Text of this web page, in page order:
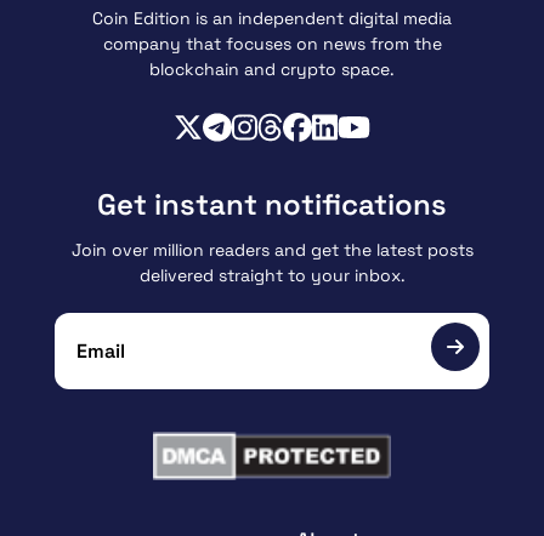
Coin Edition is an independent digital media
company that focuses on news from the
blockchain and crypto space.
Get instant notifications
Join over million readers and get the latest posts
delivered straight to your inbox.